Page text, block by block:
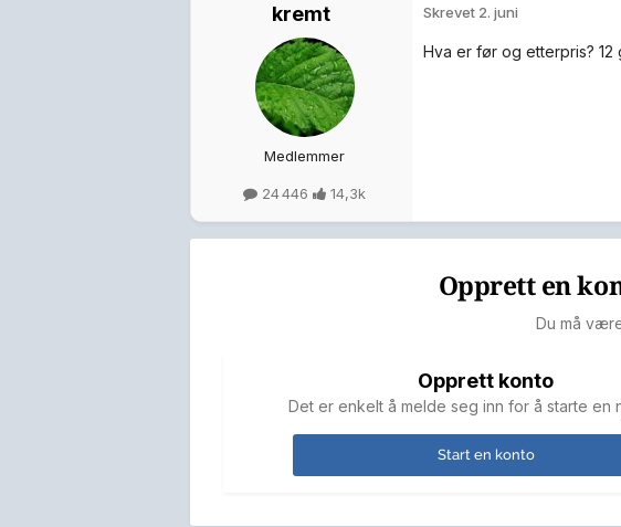
kremt
Medlemmer
24 446 14,3k
Skrevet 2. juni
Hva er før og etterpris?
Opprett en
Du må
Opprett konto
Det er enkelt å melde seg inn for å starte en
Start en konto